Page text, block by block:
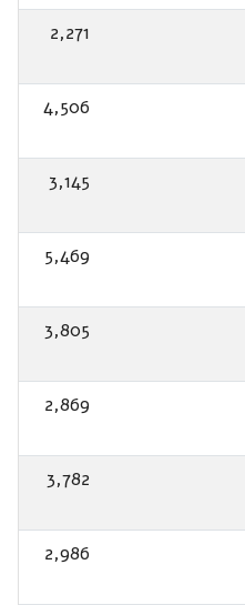
2,271
4,506
3,145
5,469
3,805
2,869
3,782
2,986